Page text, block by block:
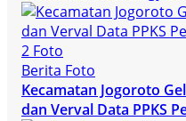
2 Foto
Berita Foto
Kecamatan Jogoroto
dan Verval Data PPKS